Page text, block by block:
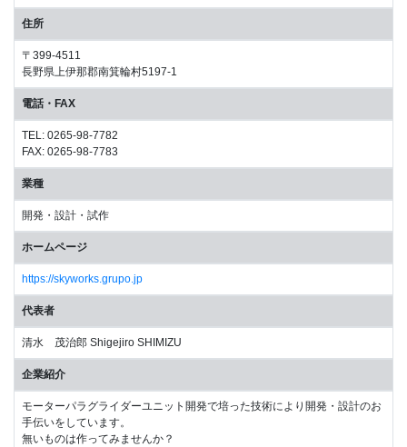
住所
〒399-4511
長野県上伊那郡南箕輪村5197-1
電話・FAX
TEL: 0265-98-7782
FAX: 0265-98-7783
業種
開発・設計・試作
ホームページ
https://skyworks.grupo.jp
代表者
清水 茂治郎 Shigejiro SHIMIZU
企業紹介
モーターパラグライダーユニット開発で培った技術により開発・設計のお
手伝いをしています。
無いものは作ってみませんか？